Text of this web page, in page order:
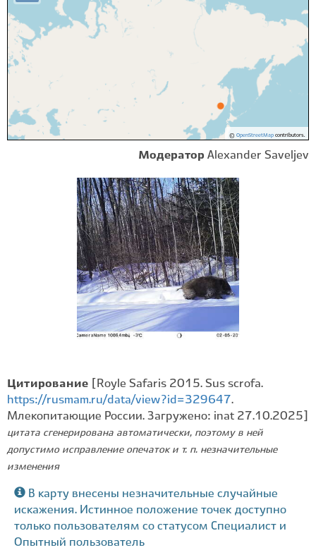
© OpenStreetMapcontributors.
Модератор Alexander Saveljev
Цитирование
[Royle Safaris 2015. Sus scrofa.
https://rusmam.ru/data/view?id=329647.
Млекопитающие России. Загружено: inat 27.10.2025]
цитата сгенерирована автоматически, поэтому в ней
допустимо исправление опечаток и т. п. незначительные
изменения
В карту внесены незначительные случайные
искажения. Истинное положение точек доступно
только пользователям со статусом Специалист и
Опытный пользователь